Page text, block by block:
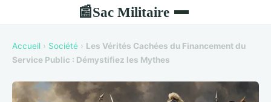
📰Sac Militaire
Accueil › Société › Les Vérités Cachées du Financement du
Service Public : Démystifiez les Mythes